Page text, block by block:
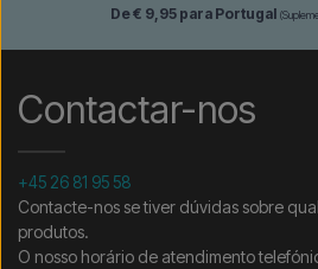
De € 9,95 para Portugal
Contactar-nos
+45 26 81 95 58
Contacte-nos se tiver dúvidas sobre
produtos.
O nosso horário de atendimento